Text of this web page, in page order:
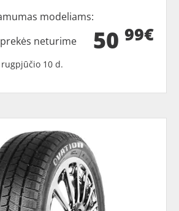
modeliams:
50 99€
neturime
10 d.